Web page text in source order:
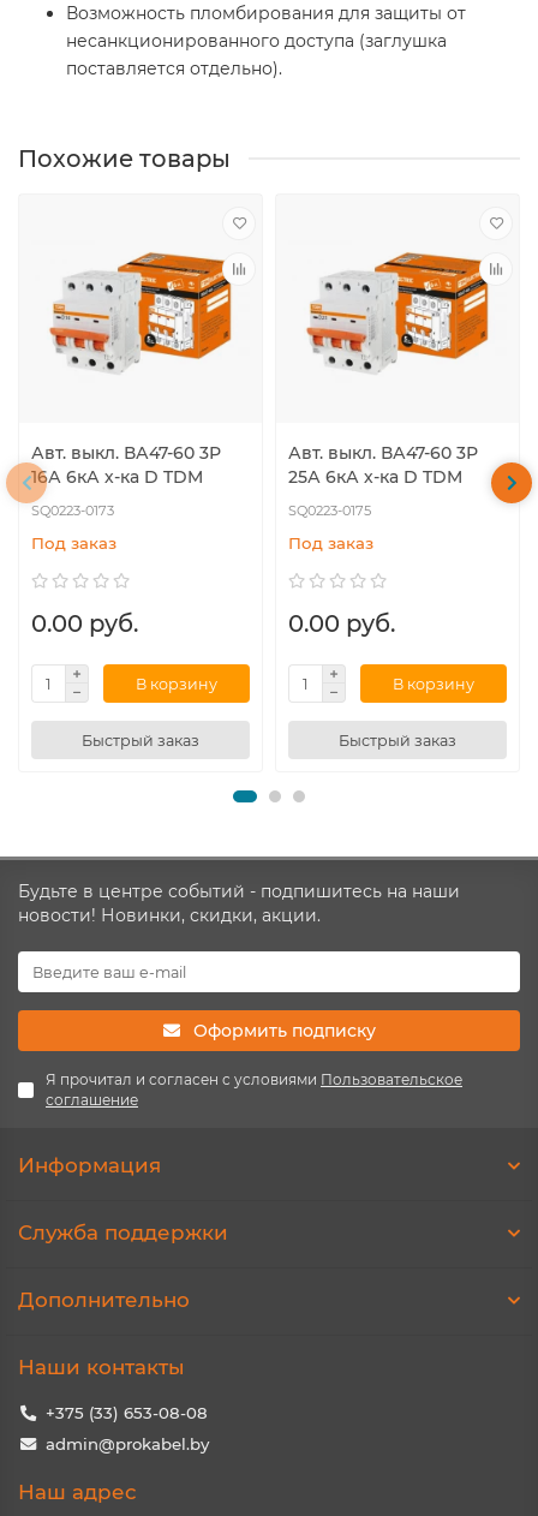
Возможность пломбирования для защиты от
несанкционированного доступа (заглушка
поставляется отдельно).
Похожие товары
Авт. выкл. ВА47-60 3Р
16А 6кА х-ка D TDM
SQ0223-0173
Под заказ
0.00 руб.
В корзину
Быстрый заказ
Авт. выкл. ВА47-60 3Р
25А 6кА х-ка D TDM
SQ0223-0175
Под заказ
0.00 руб.
В корзину
Быстрый заказ
Будьте в центре событий - подпишитесь на наши
новости! Новинки, скидки, акции.
Оформить подписку
Я прочитал и согласен с условиями Пользовательское
соглашение
Информация
Служба поддержки
Дополнительно
Наши контакты
+375 (33) 653-08-08
admin@prokabel.by
Наш адрес